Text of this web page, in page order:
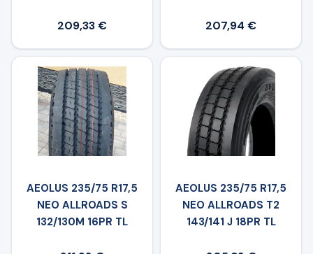
209,33 € 207,94 €
AEOLUS 235/75 R17,5
NEO ALLROADS S
132/130M 16PR TL
AEOLUS 235/75 R17,5
NEO ALLROADS T2
143/141 J 18PR TL